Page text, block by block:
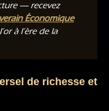
— recevez
Économique
à l’ère de la
de richesse et